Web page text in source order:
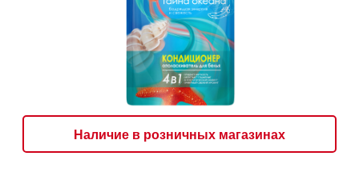
Наличие в розничных магазинах